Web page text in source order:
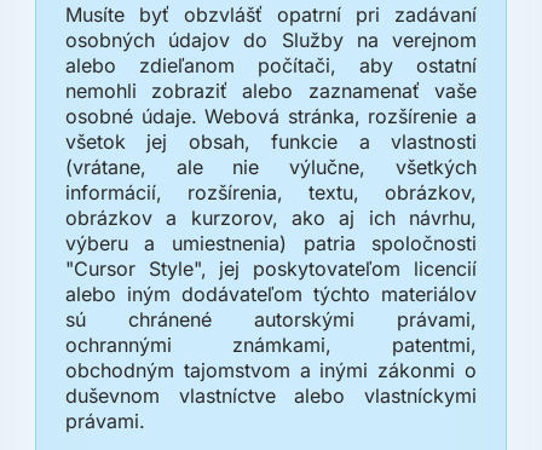
Musíte byť obzvlášť opatrní pri zadávaní
osobných údajov do Služby na verejnom
alebo zdieľanom počítači, aby ostatní
nemohli zobraziť alebo zaznamenať vaše
osobné údaje. Webová stránka, rozšírenie a
všetok jej obsah, funkcie a vlastnosti
(vrátane, ale nie výlučne, všetkých
informácií, rozšírenia, textu, obrázkov,
obrázkov a kurzorov, ako aj ich návrhu,
výberu a umiestnenia) patria spoločnosti
"Cursor Style", jej poskytovateľom licencií
alebo iným dodávateľom týchto materiálov
sú chránené autorskými právami,
ochrannými známkami, patentmi,
obchodným tajomstvom a inými zákonmi o
duševnom vlastníctve alebo vlastníckymi
právami.